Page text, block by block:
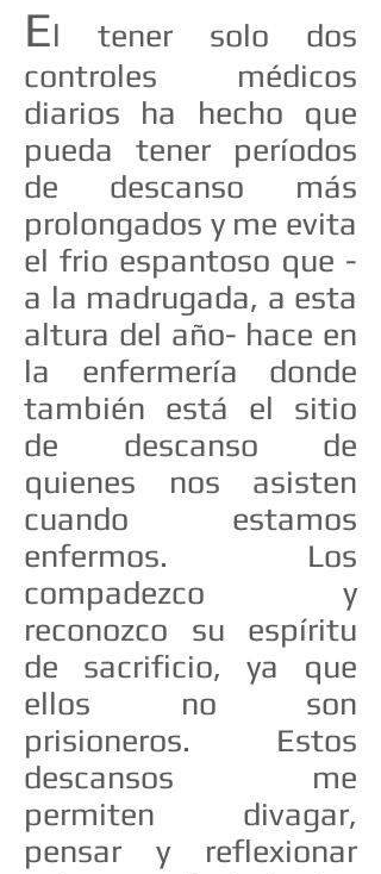
El tener solo dos
controles médicos
diarios ha hecho que
pueda tener períodos
de descanso más
prolongados y me evita
el frio espantoso que -
a la madrugada, a esta
altura del año- hace en
la enfermería donde
también está el sitio
de descanso de
quienes nos asisten
cuando estamos
enfermos. Los
compadezco y
reconozco su espíritu
de sacrificio, ya que
ellos no son
prisioneros. Estos
descansos me
permiten divagar,
pensar y reflexionar